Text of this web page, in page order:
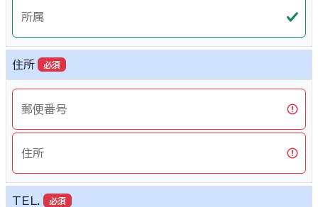
所属
住所 必須
郵便番号
住所
TEL. 必須